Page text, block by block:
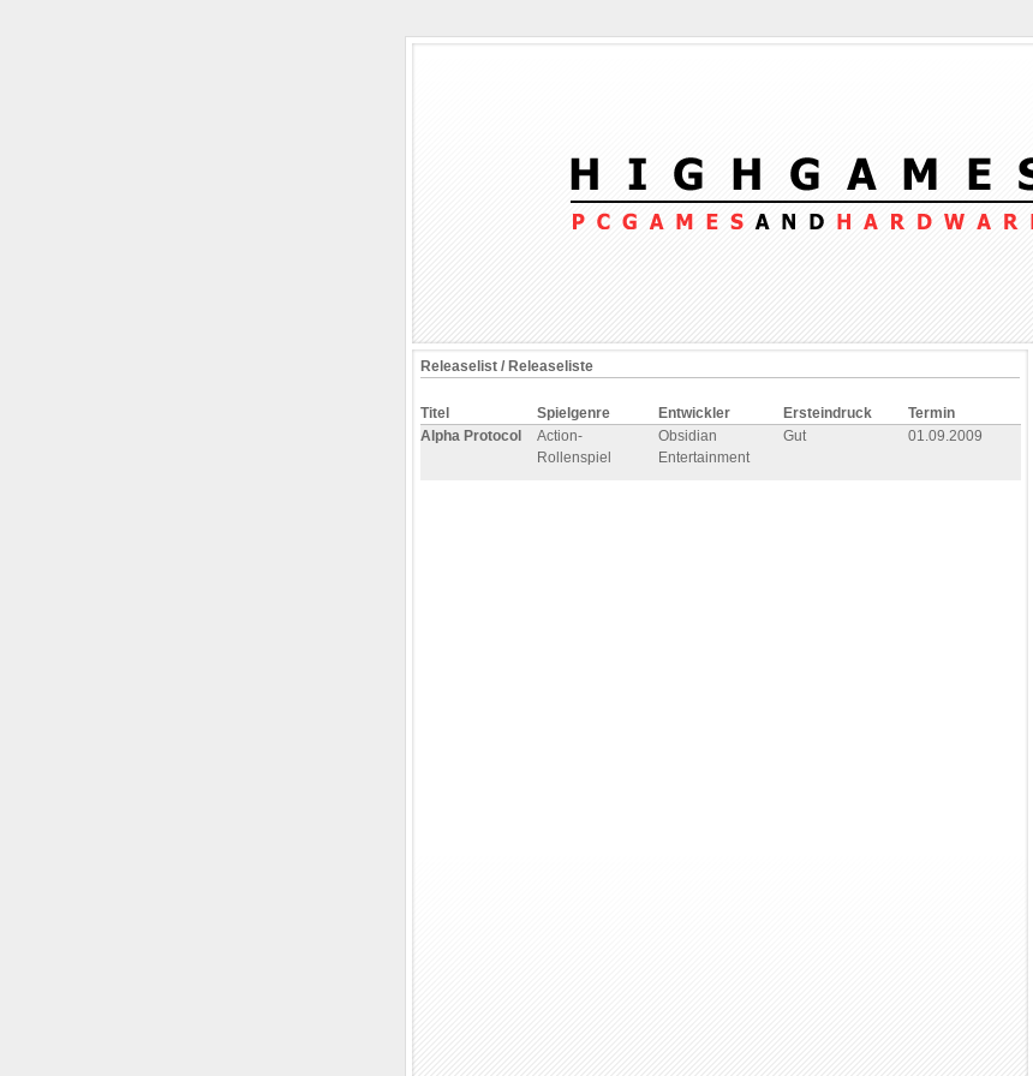
Releaselist / Releaseliste
Titel Spielgenre Entwickler Ersteindruck
Termin
Alpha Protocol
Action-
Rollenspiel
Obsidian
Entertainment
Gut 01.09.2009